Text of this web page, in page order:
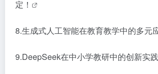
定！
8.生成式人工智能在教育教学中的多元
9.DeepSeek在中小学教研中的创新实践